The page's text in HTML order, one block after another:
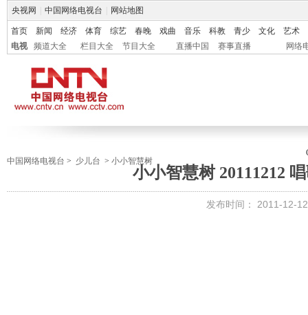
央视网 中国网络电视台 网站地图
首页 新闻 经济 体育 综艺 春晚 戏曲 音乐 科教 青少 文化
艺术
电视
频道大全 栏目大全 节目大全 直播中国 赛事直播 网络
中国网络电视台 > 少儿台 > 小小智慧树
小小智慧树 20111212
发布时间： 2011-12-